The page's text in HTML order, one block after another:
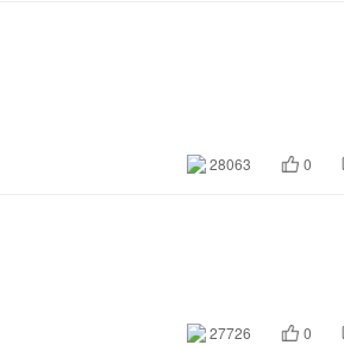
28063 0
27726 0